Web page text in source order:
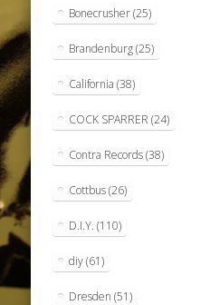
Bonecrusher(25)
Brandenburg(25)
California (38)
COCK SPARRER (24)
Contra Records(38)
Cottbus(26)
D.I.Y. (110)
diy(61)
Dresden (51)